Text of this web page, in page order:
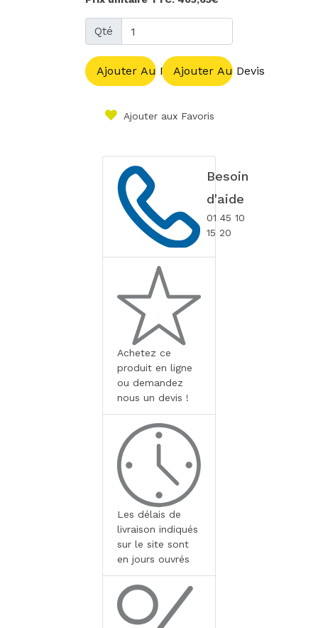
Qté
Ajouter Au PanierAjouter Au Devis
Ajouter aux Favoris
Besoin
d'aide
01 45 10
15 20
Achetez ce
produit en ligne
ou demandez
nous un devis !
Les délais de
livraison indiqués
sur le site sont
en jours ouvrés